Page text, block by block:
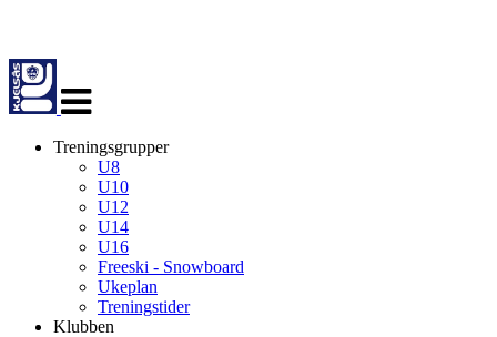
navigasjon
Treningsgrupper
U8
U10
U12
U14
U16
Freeski - Snowboard
Ukeplan
Treningstider
Klubben